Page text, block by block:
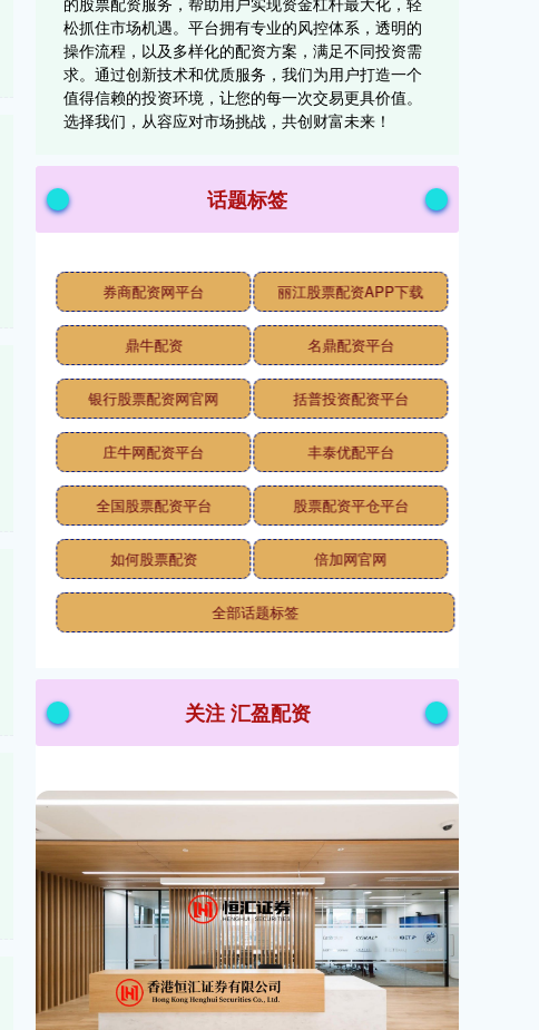
松抓住市场机遇。平台拥有专业的风控体系，透明的
操作流程，以及多样化的配资方案，满足不同投资需
求。通过创新技术和优质服务，我们为用户打造一个
值得信赖的投资环境，让您的每一次交易更具价值。
选择我们，从容应对市场挑战，共创财富未来！
话题标签
券商配资网平台 丽江股票配资APP下载
鼎牛配资 名鼎配资平台
银行股票配资网官网 括普投资配资平台
庄牛网配资平台 丰泰优配平台
全国股票配资平台 股票配资平仓平台
如何股票配资 倍加网官网
全部话题标签
关注 汇盈配资